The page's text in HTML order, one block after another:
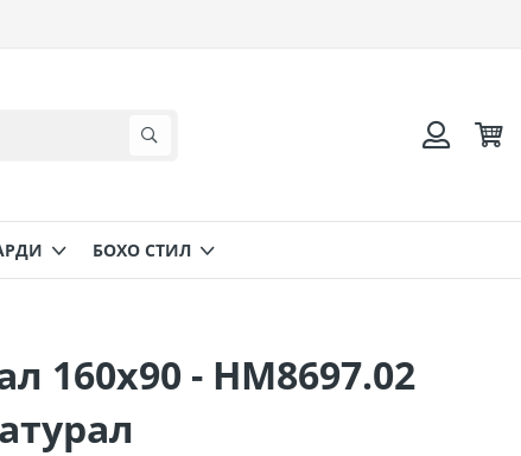
БОХО СТИЛ
160х90 - HM8697.02